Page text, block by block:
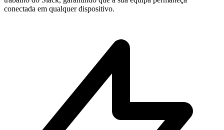
conectada em qualquer dispositivo.